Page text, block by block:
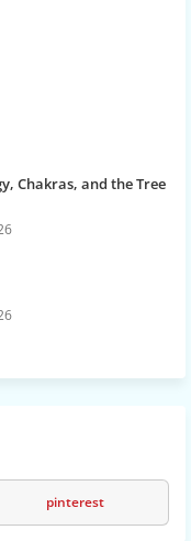
Chakras, and the Tree
pinterest